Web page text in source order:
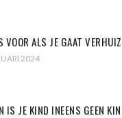
ALS JE GAAT
2024
IS JE KIND INEENS GEEN